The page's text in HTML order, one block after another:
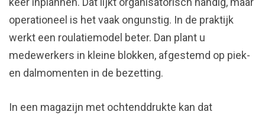
operationeel is het vaak ongunstig. In de praktijk
werkt een roulatiemodel beter. Dan plant u
medewerkers in kleine blokken, afgestemd op piek-
en dalmomenten in de bezetting.
In een magazijn met ochtenddrukte kan dat